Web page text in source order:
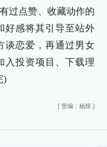
过点赞、收藏动作的
好感将其引导至站外
谈恋爱，再通过男女
入投资项目、下载理
)
[ 责编：杨煜 ]